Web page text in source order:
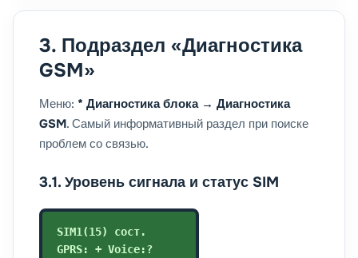
3. Подраздел «Диагностика
GSM»
Меню: * Диагностика блока → Диагностика
GSM. Самый информативный раздел при поиске
проблем со связью.
3.1. Уровень сигнала и статус SIM
SIM1(15) сост.
GPRS: + Voice:?